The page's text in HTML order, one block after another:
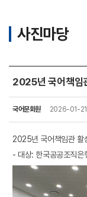
사진마당
2025년 국어책임
국어문화원 2026-01-21
2025년 국어책임관 활
- 대상: 한국공공조직은